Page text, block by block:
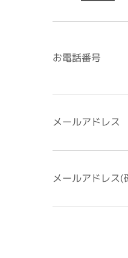
お電話番号
メールアドレス
メールアドレス(